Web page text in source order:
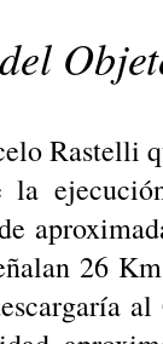
Rastelli
la
26